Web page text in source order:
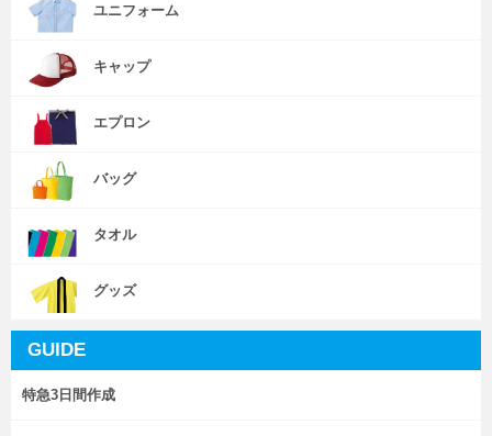
ユニフォーム
キャップ
エプロン
バッグ
タオル
グッズ
GUIDE
特急3日間作成